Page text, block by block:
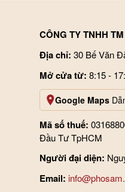
CÔNG TY TNHH
Địa chỉ: 30 Bế Văn
Mở cửa từ: 8:15 -
Google Maps
Mã số thuế:
Đầu Tư TpHCM
Người đại diện:
Email: